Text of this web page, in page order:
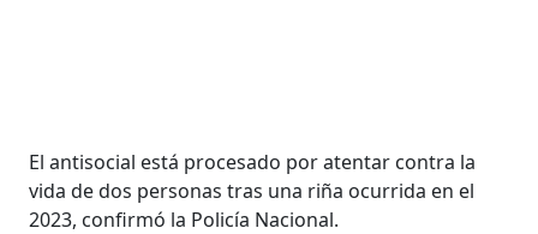
El antisocial está procesado por atentar contra la
vida de dos personas tras una riña ocurrida en el
2023, confirmó la Policía Nacional.